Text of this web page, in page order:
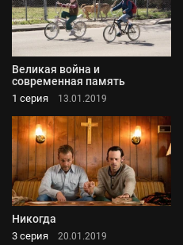
Великая война и
современная память
1 серия 13.01.2019
Никогда
3 серия 20.01.2019